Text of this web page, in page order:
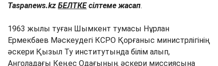
Taspanews.kz БЕЛТКЕсілтеме жасап.
1963 жылы туған Шымкент тумасы Нұрлан
Ермекбаев Мәскеудегі КСРО Қорғаныс министрлігінің
әскери Қызыл Ту институтында білім алып,
Анголадағы Кеңес Одағының әскери миссиясына